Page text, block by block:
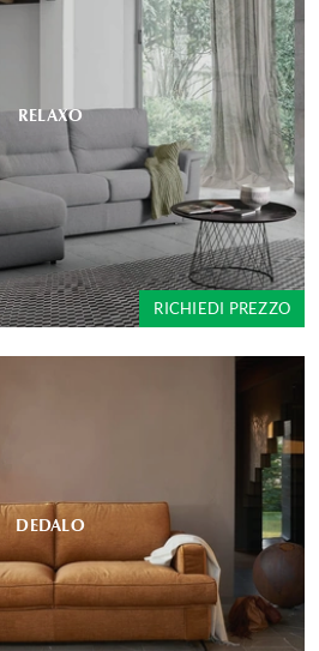
RELAXO
RICHIEDI PREZZO
DEDALO